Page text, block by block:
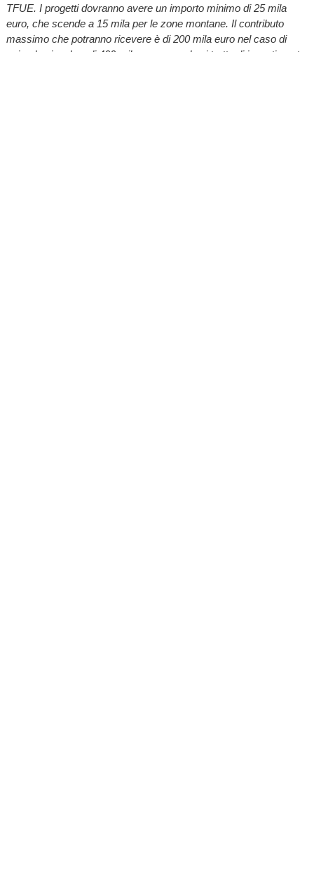
TFUE. I progetti dovranno avere un importo minimo di 25 mila
euro, che scende a 15 mila per le zone montane. Il contributo
massimo che potranno ricevere è di 200 mila euro nel caso di
azienda singola e di 400 mila euro quando si tratta di investimento